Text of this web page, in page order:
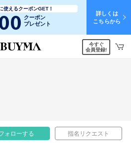
使えるクーポンGET！
クーポン
プレゼント
詳しくは
こちらから
今すぐ
会員登録!
ォローする 指名リクエスト